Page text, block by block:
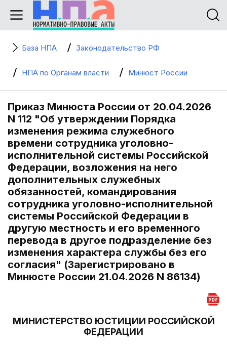
База НПА Законодательство РФ
НПА по Органам власти Минюст России
Приказ Минюста России от 20.04.2026
N 112 "Об утверждении Порядка
изменения режима служебного
времени сотрудника уголовно-
исполнительной системы Российской
Федерации, возложения на него
дополнительных служебных
обязанностей, командирования
сотрудника уголовно-исполнительной
системы Российской Федерации в
другую местность и его временного
перевода в другое подразделение без
изменения характера службы без его
согласия" (Зарегистрировано в
Минюсте России 21.04.2026 N 86134)
МИНИСТЕРСТВО ЮСТИЦИИ РОССИЙСКОЙ
ФЕДЕРАЦИИ